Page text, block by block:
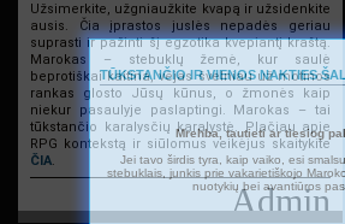
Užsimerkite, užgniaužkite kvapą ir užsidenkite
ausis. Čia įprastos juslės nepadės geriau
suprasti ir pažinti šį egzotika kvepiantį kraštą.
Marokas – stebuklų žemė, kur saulė
beprotiškai kaitina, vėjas švelniau už motinos
rankas glosto Jūsų kūnus, o žmonės kaip
niekur pasaulyje paslaptingi. Marokas – tai
tūkstančio karalysčių karalystė. Plačiau apie
RPG kontekstą ir siūlomus veikėjus skaitykite
ČIA.
Admin
TŪKSTANČIO IR VIENOS NAKTIES
Mrehba, tautieti ar tiesiog
Jei tavo širdis tyra, kaip vaiko, esi
stebuklais, junkis prie vakarietiškojo
nuotykių bei avantiūros